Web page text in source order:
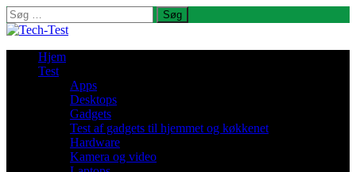
Søg
efter:
Hjem
Test
Apps
Desktops
Gadgets
Test af gadgets til hjemmet og køkkenet
Hardware
Kamera og video